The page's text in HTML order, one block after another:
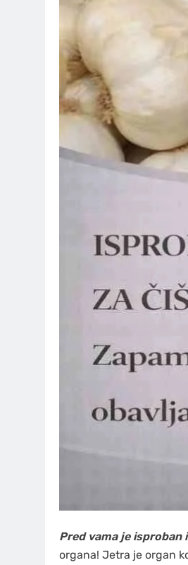
Pred vama je
organa! Jetra je organ